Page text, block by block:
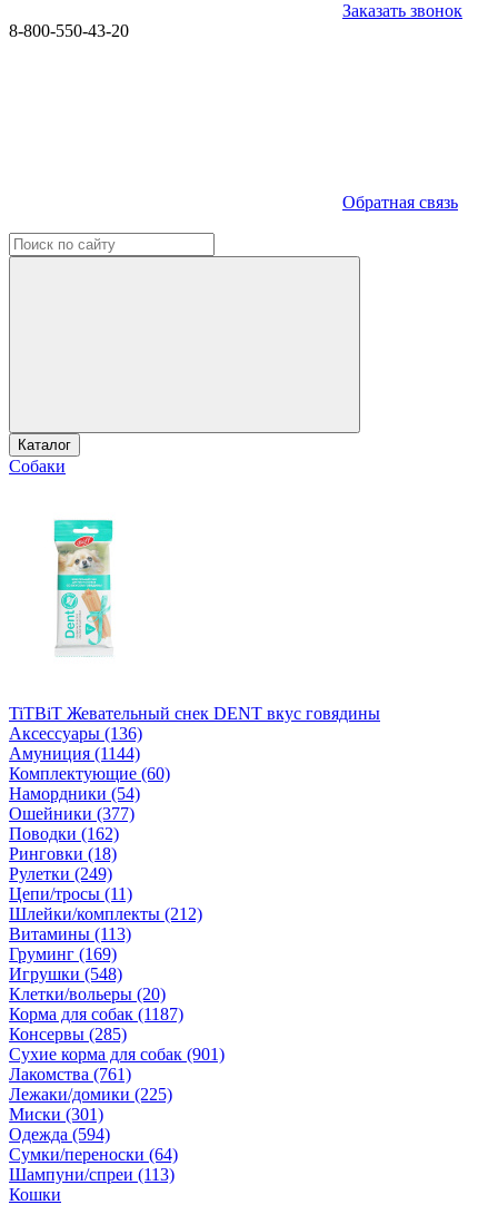
Заказать звонок
8-800-550-43-20
Обратная связь
Каталог
Собаки
TiTBiT Жевательный снек DENT вкус говядины
Аксессуары (136)
Амуниция (1144)
Комплектующие (60)
Намордники (54)
Ошейники (377)
Поводки (162)
Ринговки (18)
Рулетки (249)
Цепи/тросы (11)
Шлейки/комплекты (212)
Витамины (113)
Груминг (169)
Игрушки (548)
Клетки/вольеры (20)
Корма для собак (1187)
Консервы (285)
Сухие корма для собак (901)
Лакомства (761)
Лежаки/домики (225)
Миски (301)
Одежда (594)
Сумки/переноски (64)
Шампуни/спреи (113)
Кошки